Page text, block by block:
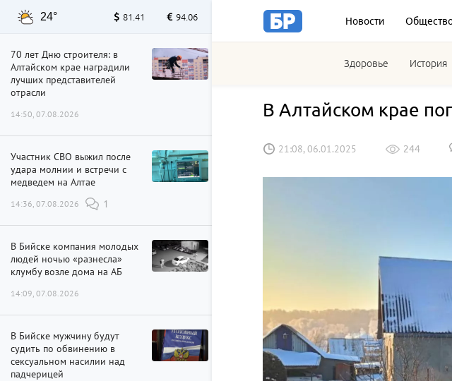
Новости
Здоровье История
24° 81.41 94.06
70 лет Дню строителя: в
Алтайском крае наградили
лучших представителей
отрасли
14:50, 07.08.2026
Участник СВО выжил после
удара молнии и встречи с
медведем на Алтае
14:36, 07.08.2026 1
В Бийске компания молодых
людей ночью «разнесла»
клумбу возле дома на АБ
14:09, 07.08.2026
В Бийске мужчину будут
судить по обвинению в
сексуальном насилии над
падчерицей
В Алтайском крае
21:08, 06.01.2025 244